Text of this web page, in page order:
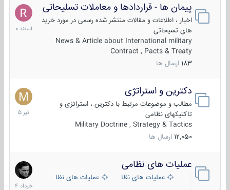
پیمان ها - قراردادها و معاملات تسلیحاتی
اخبار ، اطلاعات و مقالات منتشر شده رسمی در مورد خرید
های تسیحاتی
News & Article about International military
Contract , Pacts & Treaty
183 ارسال ها
7
اسفند
1400
دکترین و استراتژی
مطالب و موضوعات مرتبط با دکترین ، استراتژی و
تاکتیکهای نظامی
Military Doctrine , Strategy & Tactics
12,050 ارسال ها
27
تیر
1405
عملیات های نظامی
عملیات های نظامی ایرانعملیات های نظامی خارجی
5
خرداد
1404